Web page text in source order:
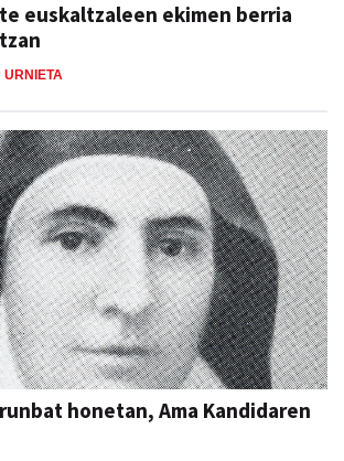
euskaltzaleen ekimen berria
URNIETA
honetan, Ama Kandidaren